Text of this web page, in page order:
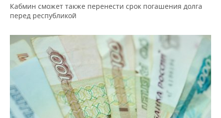
Кабмин сможет также перенести срок погашения долга
перед республикой